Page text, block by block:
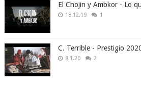
El Chojin y Ambkor - Lo
18.12.19 1
C. Terrible - Prestigio
8.1.20 2